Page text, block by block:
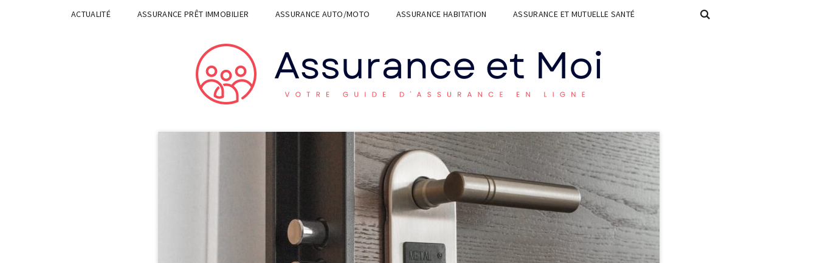
ACTUALITÉ ASSURANCE PRÊT IMMOBILIER ASSURANCE AUTO/MOTO ASSURANCE HABITATION ASSURANCE ET MUTUELLE SANTÉ